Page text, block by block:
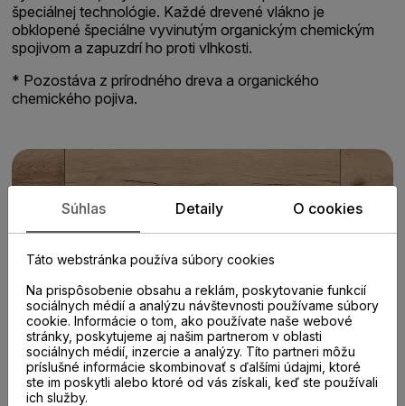
špeciálnej technológie. Každé drevené vlákno je
obklopené špeciálne vyvinutým organickým chemickým
spojivom a zapuzdrí ho proti vlhkosti.
* Pozostáva z prírodného dreva a organického
chemického pojiva.
Súhlas Detaily O cookies
Táto webstránka používa súbory cookies
Na prispôsobenie obsahu a reklám, poskytovanie funkcií
sociálnych médií a analýzu návštevnosti používame súbory
cookie. Informácie o tom, ako používate naše webové
stránky, poskytujeme aj našim partnerom v oblasti
sociálnych médií, inzercie a analýzy. Títo partneri môžu
príslušné informácie skombinovať s ďalšími údajmi, ktoré
ste im poskytli alebo ktoré od vás získali, keď ste používali
ich služby.